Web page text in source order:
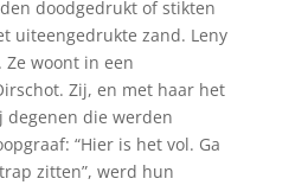
doodgedrukt of stikten
uiteengedrukte zand. Leny
woont in een
Zij, en met haar het
degenen die werden
“Hier is het vol. Ga
zitten”, werd hun